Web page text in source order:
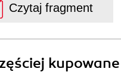
Czytaj fragment